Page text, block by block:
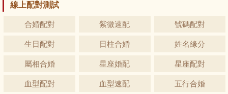
線上配對測試
合婚配對 紫微速配 號碼配對
生日配對 日柱合婚 姓名緣分
屬相合婚 星座婚配 星座配對
血型配對 血型速配 五行合婚